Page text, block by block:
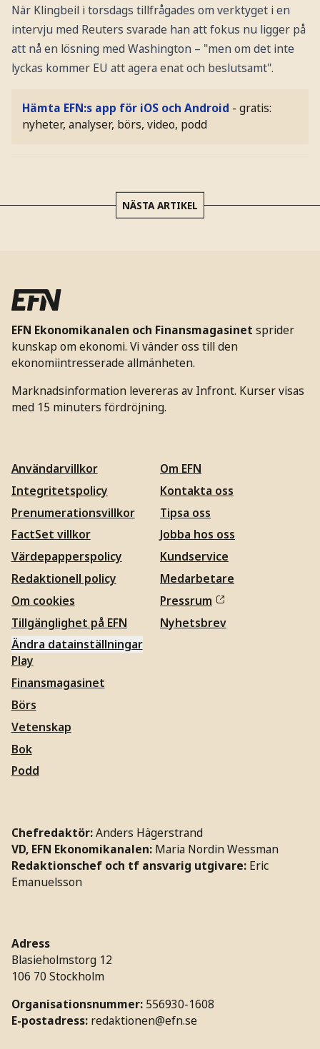
När Klingbeil i torsdags tillfrågades om verktyget i en
intervju med Reuters svarade han att fokus nu ligger på
att nå en lösning med Washington – "men om det inte
lyckas kommer EU att agera enat och beslutsamt".
Hämta EFN:s app för iOS och Android - gratis:
nyheter, analyser, börs, video, podd
NÄSTA ARTIKEL
EFN Ekonomikanalen och Finansmagasinet sprider
kunskap om ekonomi. Vi vänder oss till den
ekonomiintresserade allmänheten.
Marknadsinformation levereras av Infront. Kurser visas
med 15 minuters fördröjning.
Användarvillkor
Integritetspolicy
Prenumerationsvillkor
FactSet villkor
Värdepapperspolicy
Redaktionell policy
Om cookies
Tillgänglighet på EFN
Ändra datainställningar
Om EFN
Kontakta oss
Tipsa oss
Jobba hos oss
Kundservice
Medarbetare
Pressrum
Nyhetsbrev
Play
Finansmagasinet
Börs
Vetenskap
Bok
Podd
Chefredaktör:Anders Hägerstrand
VD, EFN Ekonomikanalen: Maria Nordin Wessman
Redaktionschef och tf ansvarig utgivare: Eric
Emanuelsson
Adress
Blasieholmstorg 12
106 70 Stockholm
Organisationsnummer: 556930-1608
E-postadress: redaktionen@efn.se